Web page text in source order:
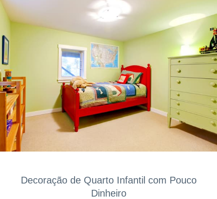
Decoração de Quarto Infantil com Pouco
Dinheiro